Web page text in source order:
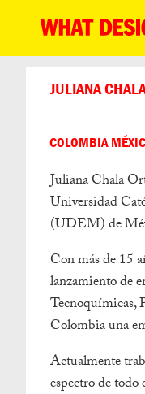
JULIANA
COLOMBIA
Juliana Chala
Universidad
(UDEM) de
Con más de 15
lanzamiento de
Tecnoquímicas,
Colombia una
Actualmente
espectro de todo